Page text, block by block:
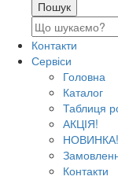
Контакти
Сервіси
Головна
Каталог
Таблиця
АКЦІЯ!
НОВИНКА!
Контакти